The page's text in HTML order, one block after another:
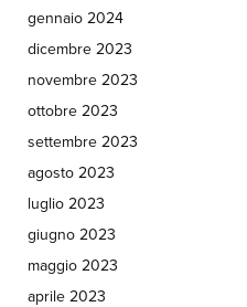
gennaio 2024
dicembre 2023
novembre 2023
ottobre 2023
settembre 2023
agosto 2023
luglio 2023
giugno 2023
maggio 2023
aprile 2023